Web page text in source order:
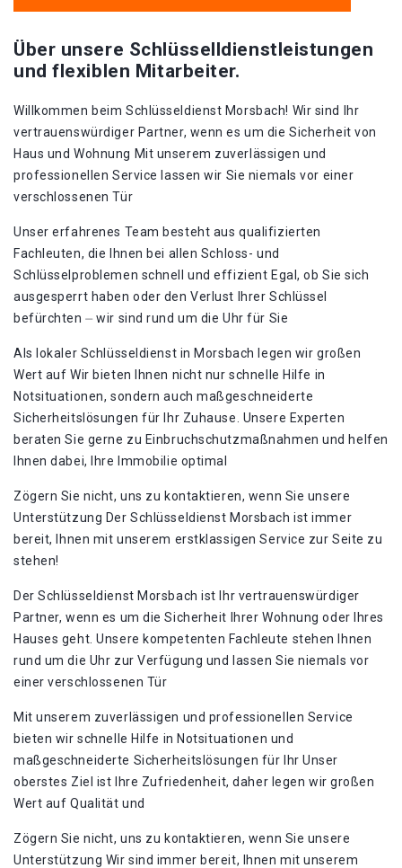
Über unsere Schlüsselldienstleistungen
und flexiblen Mitarbeiter.
Willkommen beim Schlüsseldienst Morsbach!​ Wir sind Ihr
vertrauenswürdiger Partner, wenn es um die Sicherheit von
Haus und Wohnung Mit unserem zuverlässigen und
professionellen Service lassen wir Sie niemals vor einer
verschlossenen Tür
Unser erfahrenes Team besteht aus qualifizierten
Fachleuten, die Ihnen bei allen Schloss- und
Schlüsselproblemen schnell und effizient Egal, ob Sie sich
ausgesperrt haben oder den Verlust Ihrer Schlüssel
befürchten ⏤ wir sind rund um die Uhr für Sie
Als lokaler Schlüsseldienst in Morsbach legen wir großen
Wert auf Wir bieten Ihnen nicht nur schnelle Hilfe in
Notsituationen, sondern auch maßgeschneiderte
Sicherheitslösungen für Ihr Zuhause. Unsere Experten
beraten Sie gerne zu Einbruchschutzmaßnahmen und helfen
Ihnen dabei, Ihre Immobilie optimal
Zögern Sie nicht, uns zu kontaktieren, wenn Sie unsere
Unterstützung Der Schlüsseldienst Morsbach ist immer
bereit, Ihnen mit unserem erstklassigen Service zur Seite zu
stehen!​
Der Schlüsseldienst Morsbach ist Ihr vertrauenswürdiger
Partner, wenn es um die Sicherheit Ihrer Wohnung oder Ihres
Hauses geht. Unsere kompetenten Fachleute stehen Ihnen
rund um die Uhr zur Verfügung und lassen Sie niemals vor
einer verschlossenen Tür
Mit unserem zuverlässigen und professionellen Service
bieten wir schnelle Hilfe in Notsituationen und
maßgeschneiderte Sicherheitslösungen für Ihr Unser
oberstes Ziel ist Ihre Zufriedenheit, daher legen wir großen
Wert auf Qualität und
Zögern Sie nicht, uns zu kontaktieren, wenn Sie unsere
Unterstützung Wir sind immer bereit, Ihnen mit unserem